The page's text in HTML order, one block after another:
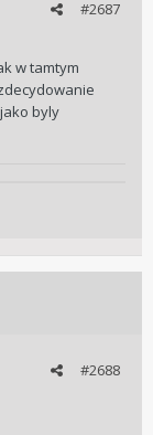
#2687
w tamtym
byly
#2688